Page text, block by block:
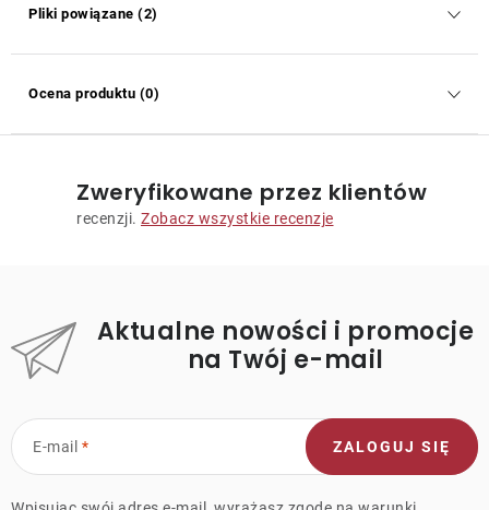
Pliki powiązane (2)
Ocena produktu (0)
Zweryfikowane przez klientów
recenzji. Zobacz wszystkie recenzje
Aktualne nowości i promocje
na Twój e-mail
E-mail ZALOGUJ SIĘ